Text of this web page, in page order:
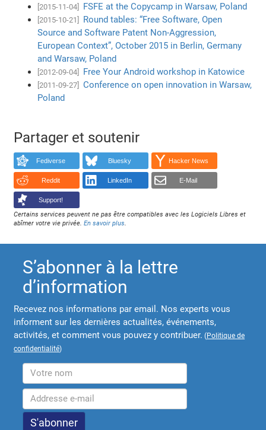
[2015-11-04] FSFE at the Copycamp in Warsaw, Poland
[2015-10-21]
Round tables: “Free Software, Open
Source and Software Patent Non-Aggression,
European Context”, October 2015 in Berlin, Germany
and Warsaw, Poland
[2012-09-04] Free Your Android workshop in Katowice
[2011-09-27]
Conference on open innovation in Warsaw,
Poland
Partager et soutenir
Fediverse Bluesky Hacker News
Reddit LinkedIn E-Mail
Support!
Certains services peuvent ne pas être compatibles avec les Logiciels Libres et
abîmer votre vie privée.En savoir plus.
S’abonner à la lettre
d’information
Recevez nos informations par email. Nos experts vous
informent sur les dernières actualités, événements,
activités, et comment vous pouvez y contribuer. (Politique de
confidentialité)